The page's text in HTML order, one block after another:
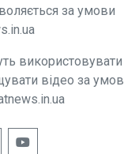
за умови
використовувати
відео за